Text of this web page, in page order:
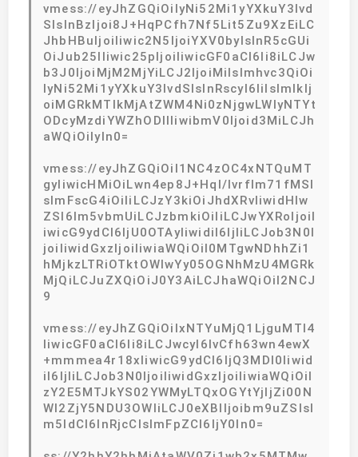
vmess://eyJhZGQiOiIyNi52Mi1yYXkuY3lvd
SIsInBzIjoi8J+HqPCfh7Nf5Lit5Zu9XzEiLC
JhbHBuIjoiIiwic2N5IjoiYXV0byIsInR5cGUi
OiJub25lIiwic25pIjoiIiwicGF0aCI6Ii8iLCJw
b3J0IjoiMjM2MjYiLCJ2IjoiMiIsImhvc3QiOi
IyNi52Mi1yYXkuY3lvdSIsInRscyI6IiIsImlkIj
oiMGRkMTlkMjAtZWM4Ni0zNjgwLWIyNTYt
ODcyMzdiYWZhODllIiwibmV0Ijoid3MiLCJh
aWQiOiIyIn0=
vmess://eyJhZGQiOiI1NC4zOC4xNTQuMT
gyIiwicHMiOiLwn4ep8J+Hql/lvrflm71fMSI
sImFscG4iOiIiLCJzY3kiOiJhdXRvIiwidHlw
ZSI6Im5vbmUiLCJzbmkiOiIiLCJwYXRoIjoiI
iwicG9ydCI6IjU0OTAyIiwidiI6IjIiLCJob3N0I
joiIiwidGxzIjoiIiwiaWQiOiI0MTgwNDhhZi1
hMjkzLTRiOTktOWIwYy05OGNhMzU4MGRk
MjQiLCJuZXQiOiJ0Y3AiLCJhaWQiOiI2NCJ
9
vmess://eyJhZGQiOiIxNTYuMjQ1LjguMTI4
IiwicGF0aCI6Ii8iLCJwcyI6IvCfh63wn4ewX
+mmmea4r18xIiwicG9ydCI6IjQ3MDI0Iiwid
iI6IjIiLCJob3N0IjoiIiwidGxzIjoiIiwiaWQiOiI
zY2E5MTJkYS02YWMyLTQxOGYtYjljZi00N
WI2ZjY5NDU3OWIiLCJ0eXBlIjoibm9uZSIsI
m5ldCI6InRjcCIsImFpZCI6IjY0In0=